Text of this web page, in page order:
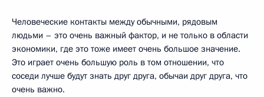
Человеческие контакты между обычными, рядовым
людьми – это очень важный фактор, и не только в области
экономики, где это тоже имеет очень большое значение.
Это играет очень большую роль в том отношении, что
соседи лучше будут знать друг друга, обычаи друг друга, что
очень важно.